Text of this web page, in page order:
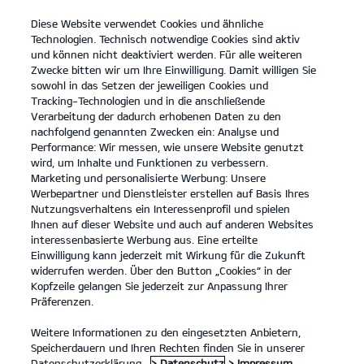
open
menu
KONTAKT
Diese Website verwendet Cookies und ähnliche
Technologien. Technisch notwendige Cookies sind aktiv
und können nicht deaktiviert werden. Für alle weiteren
Zwecke bitten wir um Ihre Einwilligung. Damit willigen Sie
sowohl in das Setzen der jeweiligen Cookies und
Tracking-Technologien und in die anschließende
Verarbeitung der dadurch erhobenen Daten zu den
nachfolgend genannten Zwecken ein: Analyse und
Performance: Wir messen, wie unsere Website genutzt
wird, um Inhalte und Funktionen zu verbessern.
Marketing und personalisierte Werbung: Unsere
Werbepartner und Dienstleister erstellen auf Basis Ihres
Nutzungsverhaltens ein Interessenprofil und spielen
Ihnen auf dieser Website und auch auf anderen Websites
interessenbasierte Werbung aus. Eine erteilte
Einwilligung kann jederzeit mit Wirkung für die Zukunft
widerrufen werden. Über den Button „Cookies“ in der
Kopfzeile gelangen Sie jederzeit zur Anpassung Ihrer
Präferenzen.
Weitere Informationen zu den eingesetzten Anbietern,
Speicherdauern und Ihren Rechten finden Sie in unserer